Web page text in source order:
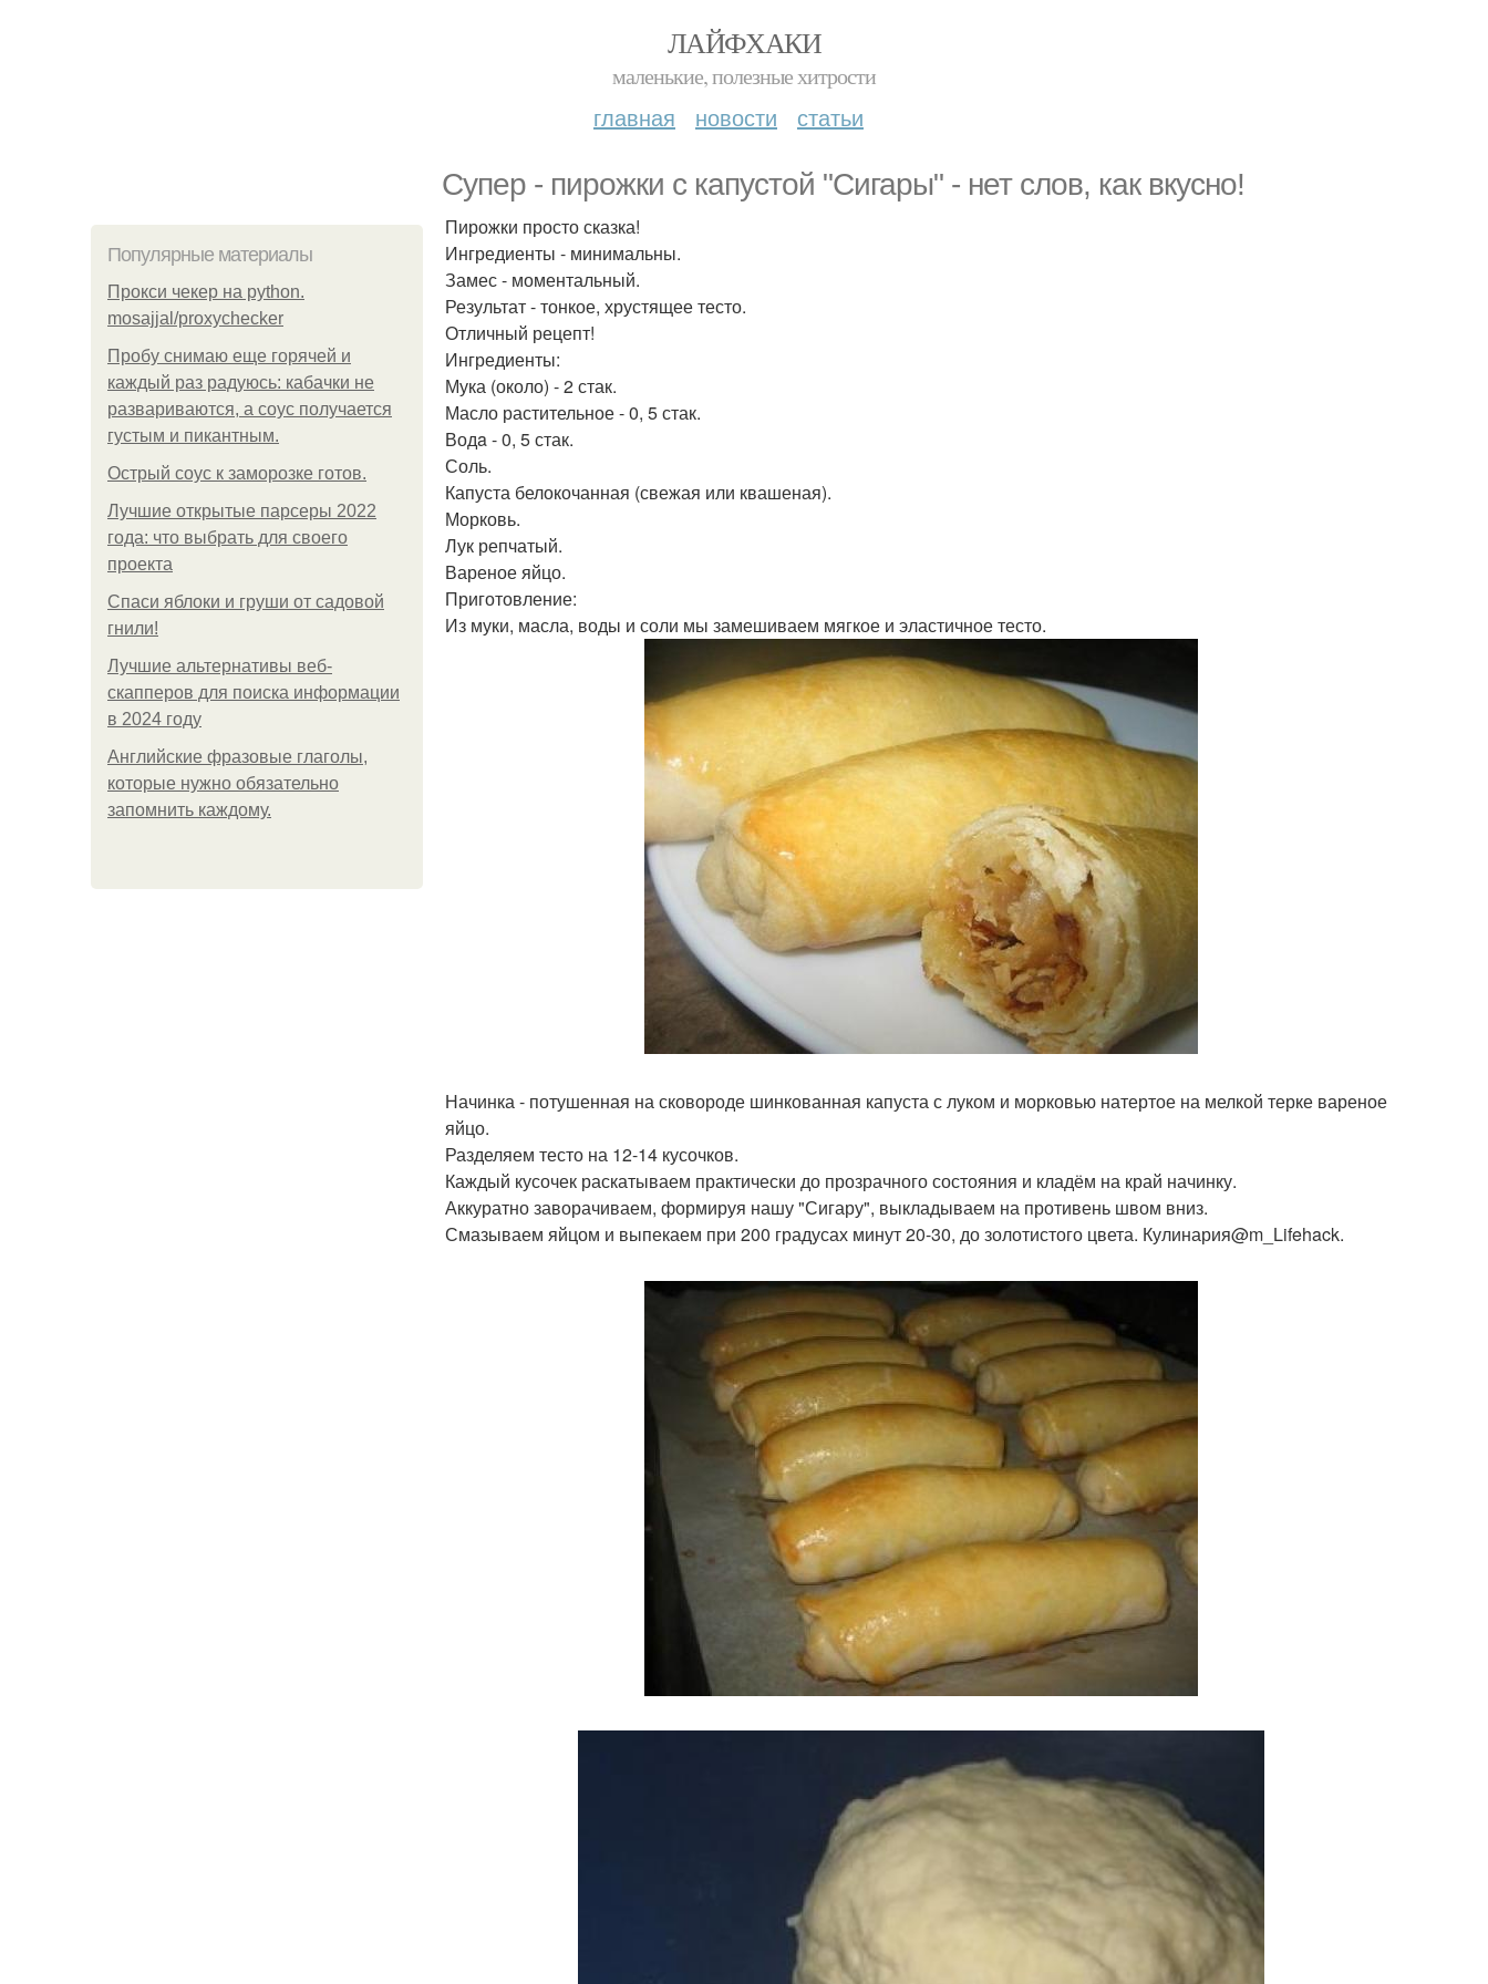
ЛАЙФХАКИ
маленькие, полезные хитрости
главная новости статьи
Супер - пирожки с капустой "Сигары" - нет слов, как вкусно!
Популярные материалы
Прокси чекер на python.
mosajjal/proxychecker
Пробу снимаю еще горячей и
каждый раз радуюсь: кабачки не
развариваются, а соус получается
густым и пикантным.
Острый соус к заморозке готов.
Лучшие открытые парсеры 2022
года: что выбрать для своего
проекта
Спаси яблоки и груши от садовой
гнили!
Лучшие альтернативы веб-
скапперов для поиска информации
в 2024 году
Английские фразовые глаголы,
которые нужно обязательно
запомнить каждому.
Пирожки просто сказка!
Ингредиенты - минимальны.
Замес - моментальный.
Результат - тонкое, хрустящее тесто.
Отличный рецепт!
Ингредиенты:
Мука (около) - 2 стак.
Масло растительное - 0, 5 стак.
Водa - 0, 5 стак.
Соль.
Капуста белокочанная (свежая или квашеная).
Морковь.
Лук репчатый.
Вареное яйцо.
Приготовление:
Из муки, масла, воды и соли мы замешиваем мягкое и эластичное тесто.
Начинка - потушенная на сковороде шинкованная капуста с луком и морковью натертое на мелкой терке вареное
яйцо.
Разделяем тесто на 12-14 кусочков.
Каждый кусочек раскатываем практически до прозрачного состояния и кладём на край начинку.
Аккуратно заворачиваем, формируя нашу "Сигару", выкладываем на противень швом вниз.
Смазываем яйцом и выпекаем при 200 градусах минут 20-30, до золотистого цвета. Кулинария@m_Lifehack.